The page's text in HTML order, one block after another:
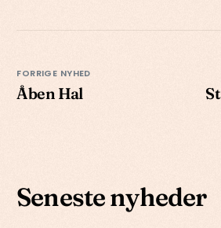
FORRIGE NYHED
Åben Hal
Seneste nyheder